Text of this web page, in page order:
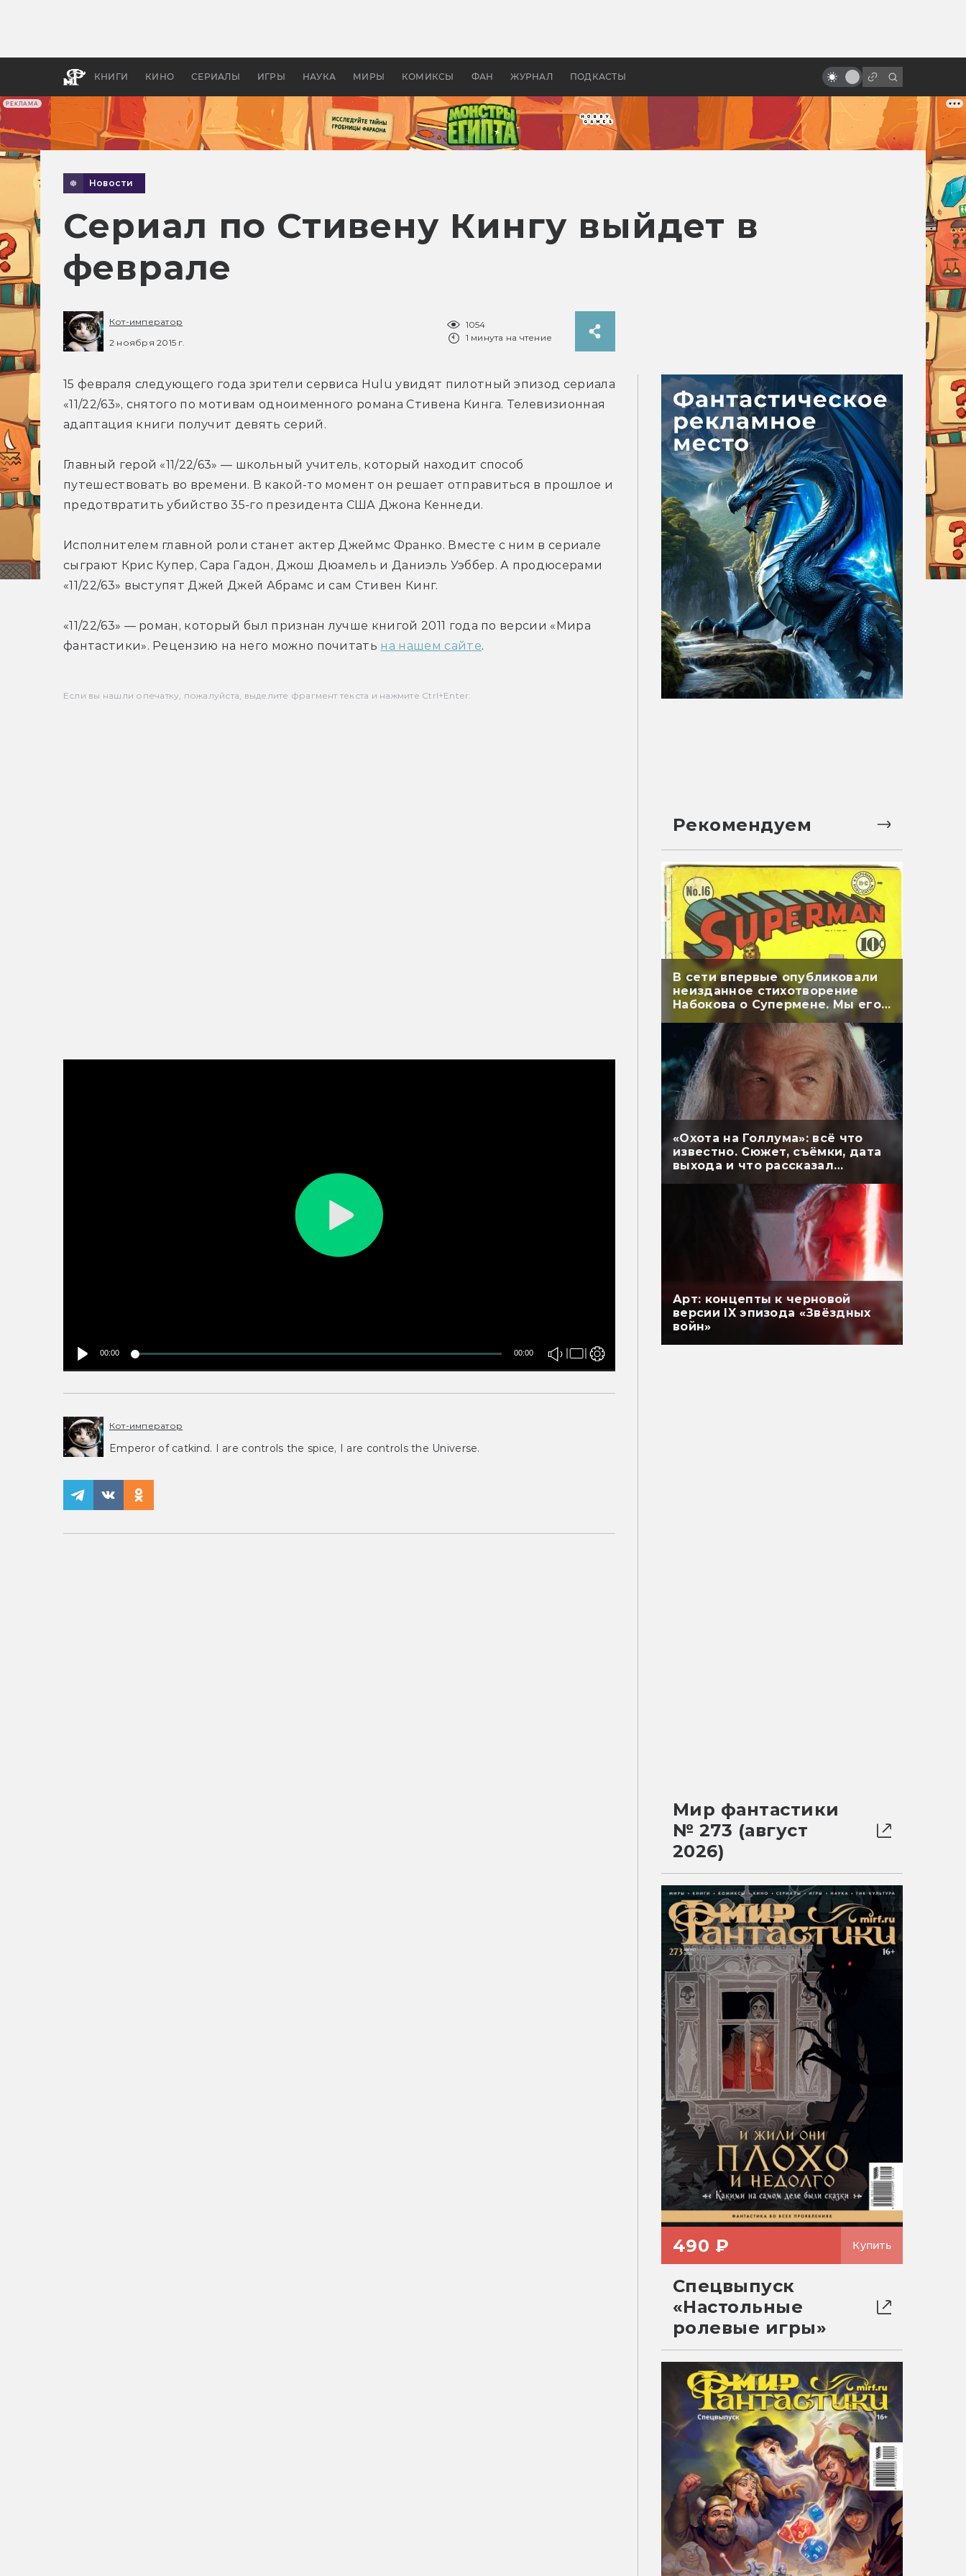
РЕКЛАМА
КНИГИ КИНО СЕРИАЛЫ ИГРЫ НАУКА МИРЫ КОМИКСЫ ФАН ЖУРНАЛ ПОДКАСТЫ
бы «Властелина колец»
Древней Грецией
из Европы, которых вы,
возможно, не видели
Новости
Сериал по Стивену Кингу выйдет в
феврале
Кот-император
2 ноября 2015 г.
1054
1 минута на чтение
15 февраля следующего года зрители сервиса Hulu увидят пилотный эпизод сериала
«11/22/63», снятого по мотивам одноименного романа Стивена Кинга. Телевизионная
адаптация книги получит девять серий.
Главный герой «11/22/63» — школьный учитель, который находит способ
путешествовать во времени. В какой-то момент он решает отправиться в прошлое и
предотвратить убийство 35-го президента США Джона Кеннеди.
Исполнителем главной роли станет актер Джеймс Франко. Вместе с ним в сериале
сыграют Крис Купер, Сара Гадон, Джош Дюамель и Даниэль Уэббер. А продюсерами
«11/22/63» выступят Джей Джей Абрамс и сам Стивен Кинг.
«11/22/63» — роман, который был признан лучше книгой 2011 года по версии «Мира
фантастики». Рецензию на него можно почитать на нашем сайте.
Если вы нашли опечатку, пожалуйста, выделите фрагмент текста и нажмите Ctrl+Enter.
00:00 00:00
Кот-император
Emperor of catkind. I are controls the spice, I are controls the Universe.
Рекомендуем
В сети впервые опубликовали
неизданное стихотворение
Набокова о Супермене. Мы его
перевели
«Охота на Голлума»: всё что
известно. Сюжет, съёмки, дата
выхода и что рассказал
Арт: концепты к черновой
версии IX эпизода «Звёздных
войн»
Мир фантастики
№ 273 (август
2026)
490 ₽ Купить
Спецвыпуск
«Настольные
ролевые игры»